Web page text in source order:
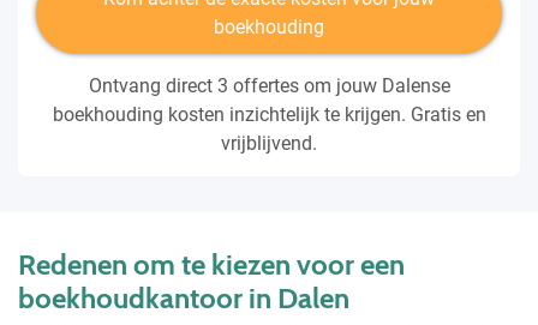
boekhouding
Ontvang direct 3 offertes om jouw Dalense
boekhouding kosten inzichtelijk te krijgen. Gratis en
vrijblijvend.
Redenen om te kiezen voor een
boekhoudkantoor in Dalen